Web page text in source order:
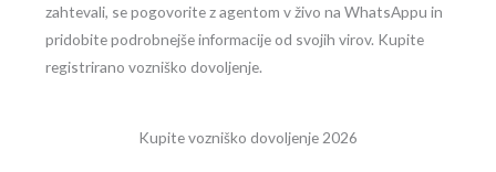
zahtevali, se pogovorite z agentom v živo na WhatsAppu in
pridobite podrobnejše informacije od svojih virov. Kupite
registrirano vozniško dovoljenje.
Kupite vozniško dovoljenje 2026